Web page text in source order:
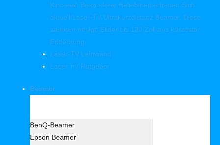
Kinosaal. Besonderer Beliebtheit erfreuen Sich
aktuell Laser-TV Ultrakurzdistanz Beamer. Diese
zaubern riesige Bilder bis 120 Zoll aus kürzester
Entfernung.
Laser-TV Leinwand
Laser TV Ratgeber
Beamer
BenQ-Beamer
Epson Beamer